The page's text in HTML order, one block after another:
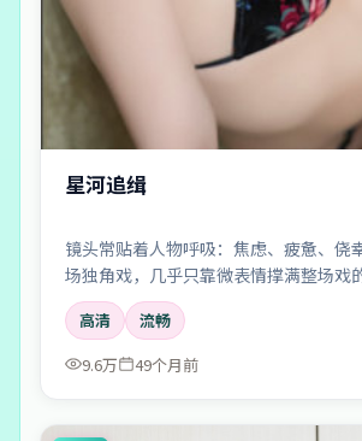
星河追缉
镜头常贴着人物呼吸：焦虑、疲惫、侥
场独角戏，几乎只靠微表情撑满整场戏
高清
流畅
9.6万
49个月前